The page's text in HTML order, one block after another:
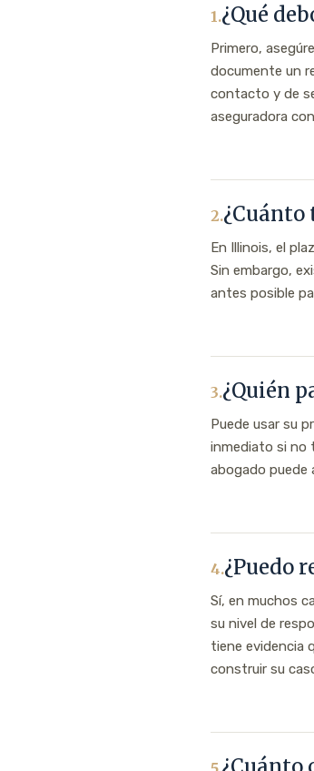
1.¿Qué
Primero,
documente un
contacto y de
aseguradora
2.
En Illinois, el
Sin embargo,
antes posible
3.¿Quién
Puede usar su
inmediato si no
abogado puede
4.¿Puedo
Sí, en muchos
su nivel de
tiene evidencia
construir su